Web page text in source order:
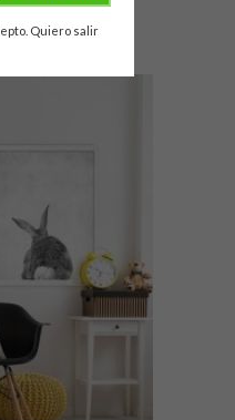
Quiero salir